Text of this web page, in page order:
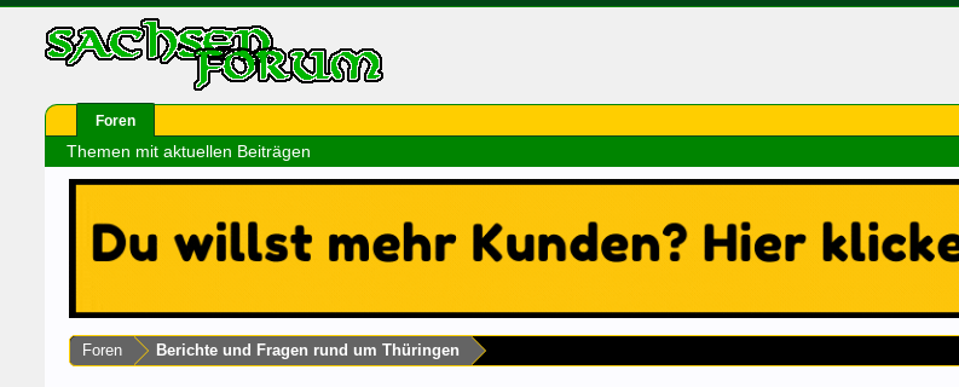
Foren Berichte und Fragen rund um Thüringen
Foren
Themen mit aktuellen Beiträgen